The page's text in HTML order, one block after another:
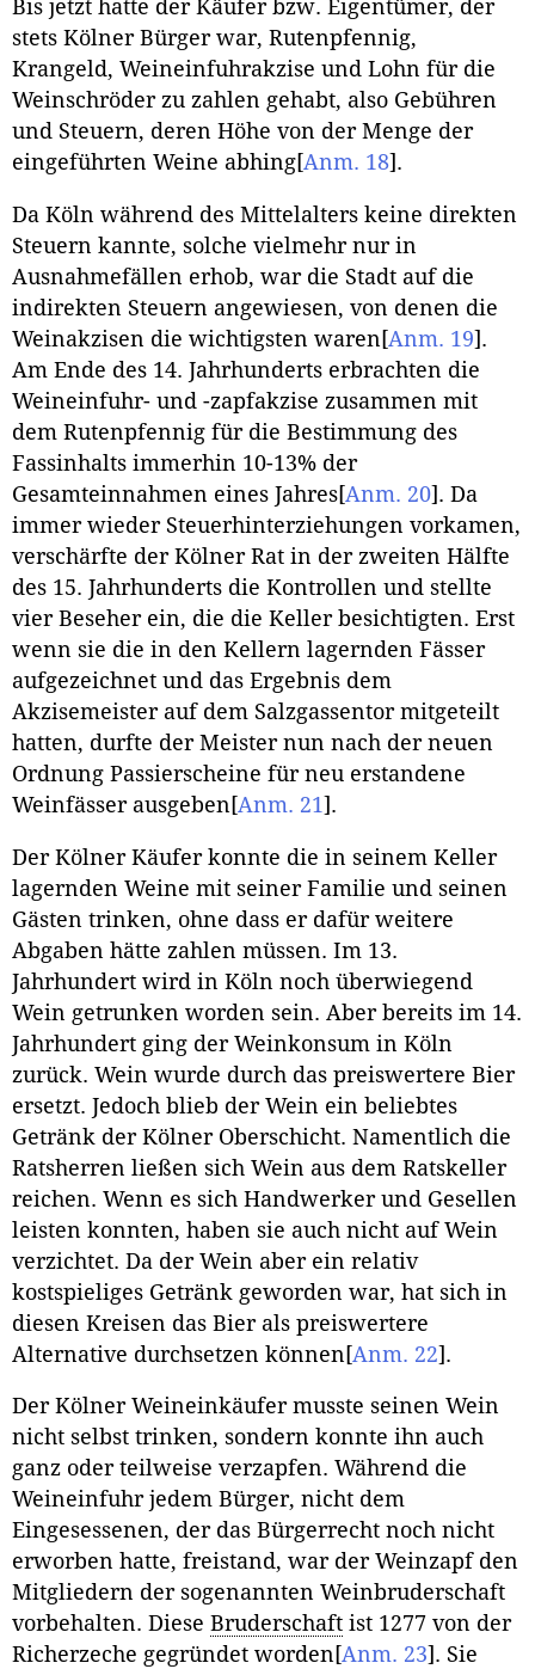
Bis jetzt hatte der Käufer bzw. Eigentümer, der
stets Kölner Bürger war, Rutenpfennig,
Krangeld, Weineinfuhrakzise und Lohn für die
Weinschröder zu zahlen gehabt, also Gebühren
und Steuern, deren Höhe von der Menge der
eingeführten Weine abhing[Anm. 18] .
Da Köln während des Mittelalters keine direkten
Steuern kannte, solche vielmehr nur in
Ausnahmefällen erhob, war die Stadt auf die
indirekten Steuern angewiesen, von denen die
Weinakzisen die wichtigsten waren [Anm. 19] .
Am Ende des 14. Jahrhunderts erbrachten die
Weineinfuhr- und -zapfakzise zusammen mit
dem Rutenpfennig für die Bestimmung des
Fassinhalts immerhin 10-13% der
Gesamteinnahmen eines Jahres[Anm. 20] . Da
immer wieder Steuerhinterziehungen vorkamen,
verschärfte der Kölner Rat in der zweiten Hälfte
des 15. Jahrhunderts die Kontrollen und stellte
vier Beseher ein, die die Keller besichtigten. Erst
wenn sie die in den Kellern lagernden Fässer
aufgezeichnet und das Ergebnis dem
Akzisemeister auf dem Salzgassentor mitgeteilt
hatten, durfte der Meister nun nach der neuen
Ordnung Passierscheine für neu erstandene
Weinfässer ausgeben [Anm. 21] .
Der Kölner Käufer konnte die in seinem Keller
lagernden Weine mit seiner Familie und seinen
Gästen trinken, ohne dass er dafür weitere
Abgaben hätte zahlen müssen. Im 13.
Jahrhundert wird in Köln noch überwiegend
Wein getrunken worden sein. Aber bereits im 14.
Jahrhundert ging der Weinkonsum in Köln
zurück. Wein wurde durch das preiswertere Bier
ersetzt. Jedoch blieb der Wein ein beliebtes
Getränk der Kölner Oberschicht. Namentlich die
Ratsherren ließen sich Wein aus dem Ratskeller
reichen. Wenn es sich Handwerker und Gesellen
leisten konnten, haben sie auch nicht auf Wein
verzichtet. Da der Wein aber ein relativ
kostspieliges Getränk geworden war, hat sich in
diesen Kreisen das Bier als preiswertere
Alternative durchsetzen können [Anm. 22] .
Der Kölner Weineinkäufer musste seinen Wein
nicht selbst trinken, sondern konnte ihn auch
ganz oder teilweise verzapfen. Während die
Weineinfuhr jedem Bürger, nicht dem
Eingesessenen, der das Bürgerrecht noch nicht
erworben hatte, freistand, war der Weinzapf den
Mitgliedern der sogenannten Weinbruderschaft
vorbehalten. Diese Bruderschaft ist 1277 von der
Richerzeche gegründet worden [Anm. 23] . Sie